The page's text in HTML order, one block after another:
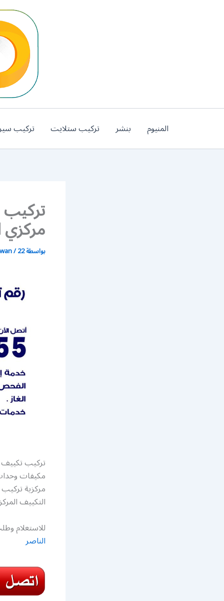
المنيوم بنشر تركيب ستلايت تركيب
بواسطة /22 يونيو، 2021
تركيب
مكيفات
مركزية
التكييف
للاستعلام
الناصر